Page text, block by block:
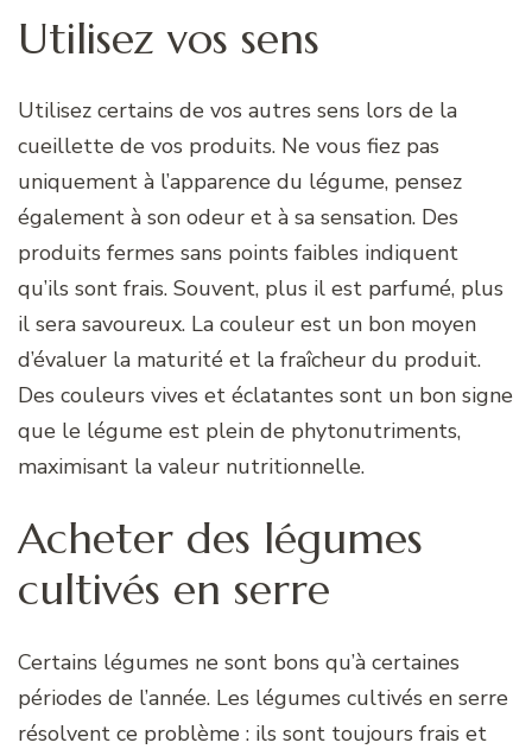
Utilisez vos sens
Utilisez certains de vos autres sens lors de la
cueillette de vos produits. Ne vous fiez pas
uniquement à l’apparence du légume, pensez
également à son odeur et à sa sensation. Des
produits fermes sans points faibles indiquent
qu’ils sont frais. Souvent, plus il est parfumé, plus
il sera savoureux. La couleur est un bon moyen
d’évaluer la maturité et la fraîcheur du produit.
Des couleurs vives et éclatantes sont un bon signe
que le légume est plein de phytonutriments,
maximisant la valeur nutritionnelle.
Acheter des légumes
cultivés en serre
Certains légumes ne sont bons qu’à certaines
périodes de l’année. Les légumes cultivés en serre
résolvent ce problème : ils sont toujours frais et